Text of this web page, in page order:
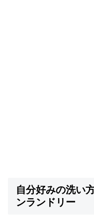
自分好みの洗い
ンランドリー